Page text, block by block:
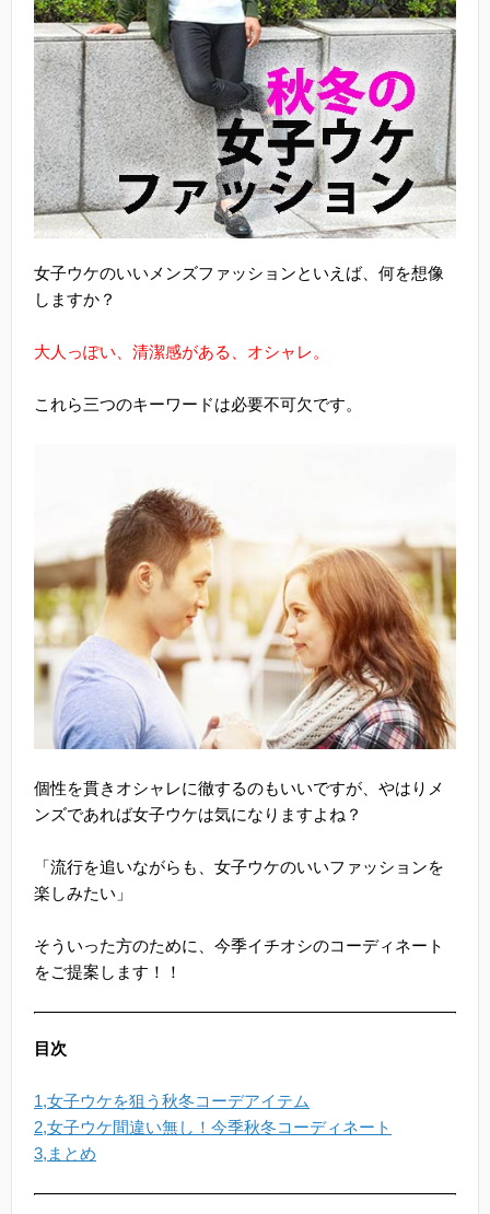
女子ウケのいいメンズファッションといえば、何を想像
しますか？
大人っぽい、清潔感がある、オシャレ。
これら三つのキーワードは必要不可欠です。
個性を貫きオシャレに徹するのもいいですが、やはりメ
ンズであれば女子ウケは気になりますよね？
「流行を追いながらも、女子ウケのいいファッションを
楽しみたい」
そういった方のために、今季イチオシのコーディネート
をご提案します！！
目次
1,女子ウケを狙う秋冬コーデアイテム
2,女子ウケ間違い無し！今季秋冬コーディネート
3,まとめ